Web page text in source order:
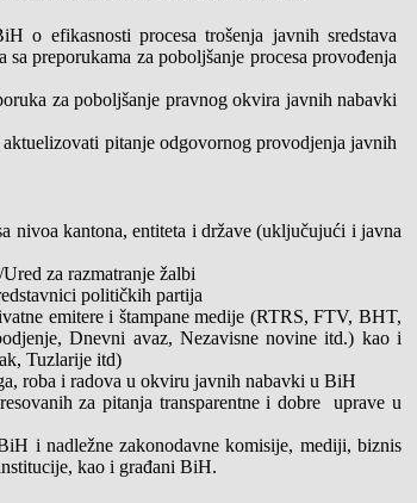
efikasnosti procesa trošenja javnih sredstava
preporukama za poboljšanje procesa provođenja
za poboljšanje pravnog okvira javnih nabavki
pitanje odgovornog provodjenja javnih
kantona, entiteta i države (uključujući i javna
za razmatranje žalbi
političkih partija
emitere i štampane medije (RTRS, FTV, BHT,
Dnevni avaz, Nezavisne novine itd.) kao i
Tuzlarije itd)
roba i radova u okviru javnih nabavki u BiH
za pitanja transparentne i dobre uprave u
i nadležne zakonodavne komisije, mediji, biznis
kao i građani BiH.